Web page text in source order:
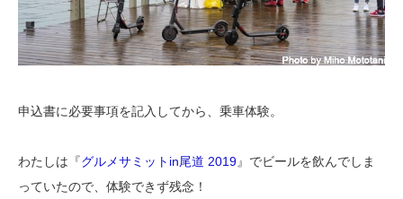
申込書に必要事項を記入してから、乗車体験。
わたしは『グルメサミットin尾道 2019』でビールを飲んでしま
っていたので、体験できず残念！